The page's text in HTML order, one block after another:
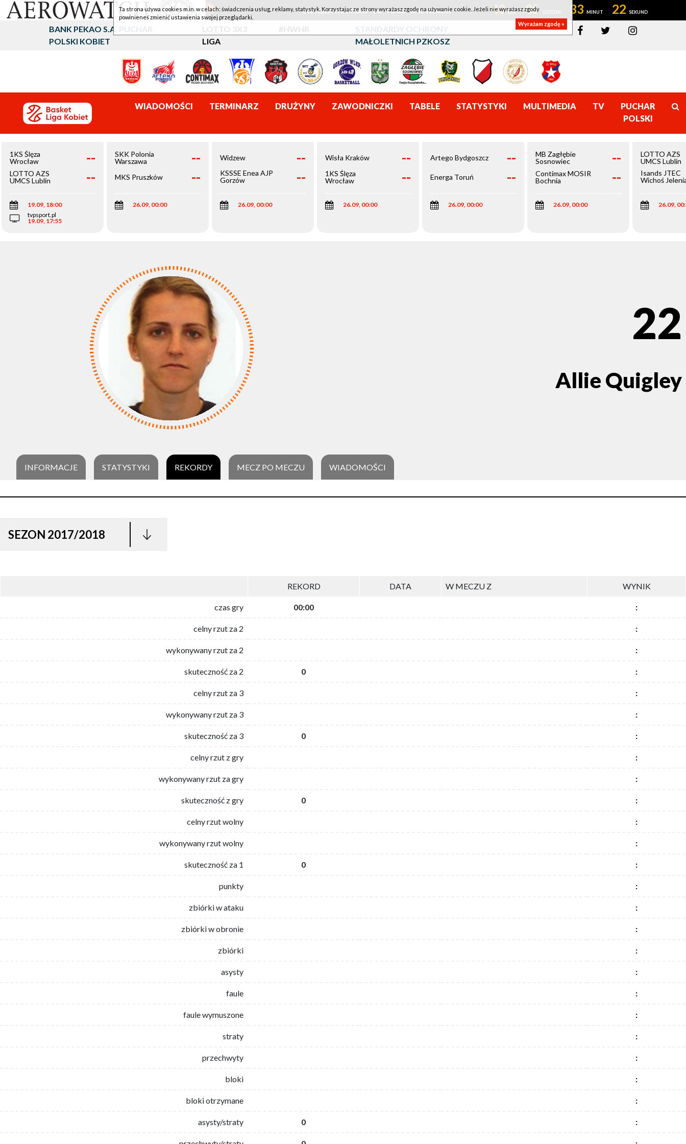
1KS ŚLĘZA WROCŁAW - LOTTO AZS UMCS LUBLIN 43 05 33 21
BANK PEKAO S.A. PUCHAR
POLSKI KOBIET
LOTTO 3X3
LIGA
#HWHR
STANDARDY OCHRONY
MAŁOLETNICH PZKOSZ
WIADOMOŚCI TERMINARZ DRUŻYNY ZAWODNICZKI TABELE STATYSTYKI MULTIMEDIA TV
PUCHAR
POLSKI
1KS Ślęza
Wrocław
--
LOTTO AZS
UMCS Lublin
--
19.09, 18:00
tvpsport.pl
19.09, 17:55
SKK Polonia
Warszawa
--
MKS Pruszków --
26.09, 00:00
Widzew --
KSSSE Enea AJP
Gorzów
--
26.09, 00:00
Wisła Kraków --
1KS Ślęza
Wrocław
--
26.09, 00:00
Artego Bydgoszcz --
Energa Toruń --
26.09, 00:00
MB Zagłębie
Sosnowiec
--
Contimax MOSIR
Bochnia
--
26.09, 00:00
LOTTO AZS
UMCS Lublin
Isands JTEC
Wichoś
26.09,
22
Allie Quigley
INFORMACJE STATYSTYKI REKORDY MECZ PO MECZU WIADOMOŚCI
SEZON 2017/2018
REKORD DATA W MECZU Z WYNIK
czas gry 00:00 :
celny rzut za 2 :
wykonywany rzut za 2 :
skuteczność za 2 0 :
celny rzut za 3 :
wykonywany rzut za 3 :
skuteczność za 3 0 :
celny rzut z gry :
wykonywany rzut za gry :
skuteczność z gry 0 :
celny rzut wolny :
wykonywany rzut wolny :
skuteczność za 1 0 :
punkty :
zbiórki w ataku :
zbiórki w obronie :
zbiórki :
asysty :
faule :
faule wymuszone :
straty :
przechwyty :
bloki :
bloki otrzymane :
asysty/straty 0 :
Ta strona używa cookies m.in. w celach: świadczenia usług, reklamy, statystyk. Korzystając ze strony wyrażasz zgodę na używanie cookie. Jeżeli nie wyrażasz zgody
powinieneś zmienić ustawienia swojej przeglądarki.
Wyrażam zgodę »